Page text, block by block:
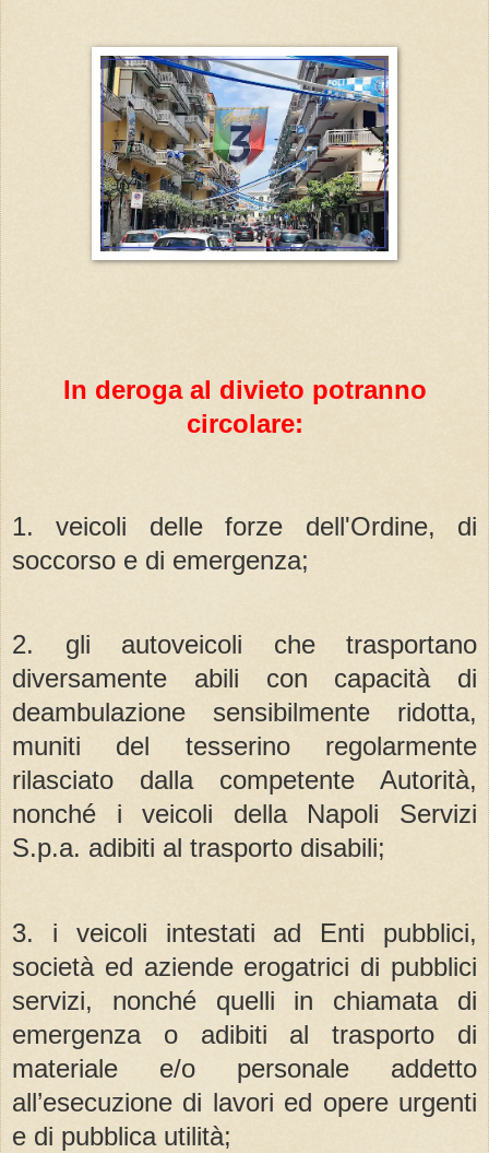
In deroga al divieto potranno
circolare:
1. veicoli delle forze dell'Ordine, di
soccorso e di emergenza;
2. gli autoveicoli che trasportano
diversamente abili con capacità di
deambulazione sensibilmente ridotta,
muniti del tesserino regolarmente
rilasciato dalla competente Autorità,
nonché i veicoli della Napoli Servizi
S.p.a. adibiti al trasporto disabili;
3. i veicoli intestati ad Enti pubblici,
società ed aziende erogatrici di pubblici
servizi, nonché quelli in chiamata di
emergenza o adibiti al trasporto di
materiale e/o personale addetto
all’esecuzione di lavori ed opere urgenti
e di pubblica utilità;